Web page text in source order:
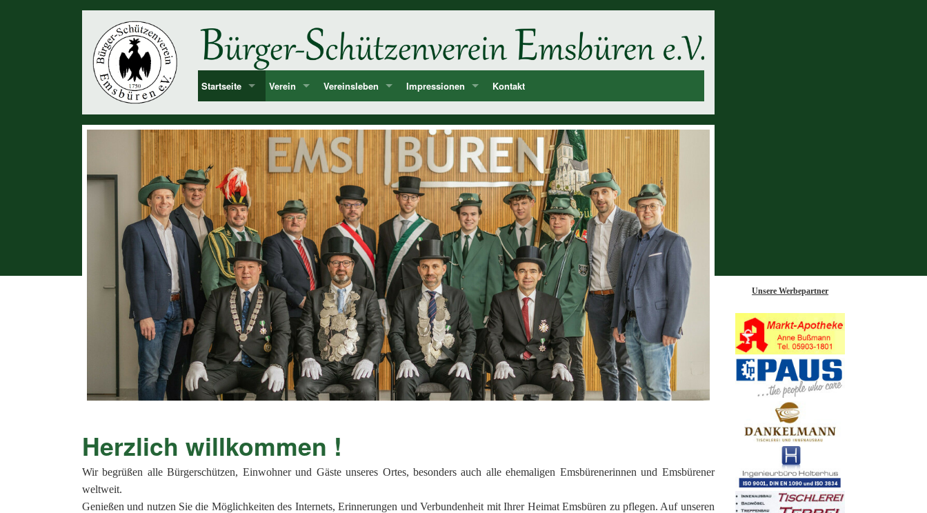
Startseite
Bekanntmachung & Termine
über uns
Dorf Emsbüren
Verein
Vorstand
Mitglieder
Junggesellen
Chronologie der Könige und Ämter
Vereinshistorie ab 1750
Vereinsleben
Unsere Feste und Veranstaltungen
Musik - Lieder - passende Worte PANIK-Orchester
Impressionen
2026
2024
2023
2022
2021
2020
2019
2018
2017
Kontakt
Herzlich willkommen !
Wir begrüßen alle Bürgerschützen, Einwohner und Gäste unseres Ortes, besonders auch alle ehemaligen Emsbürenerinnen und Emsbürener
weltweit.
Genießen und nutzen Sie die Möglichkeiten des Internets, Erinnerungen und Verbundenheit mit Ihrer Heimat Emsbüren zu pflegen. Auf unseren
Unsere Werbepartner